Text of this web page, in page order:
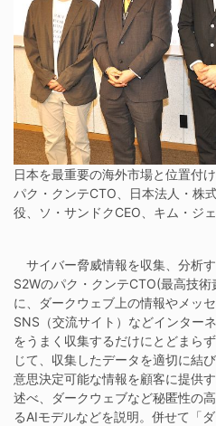
日本を最重要の海外市場と位置付
パク・クンテCTO、日本法人・株
役、ソ・サンドクCEO、キム・ジ
サイバー脅威情報を収集、分析
S2Wのパク・クンテCTO(最高技
に、ダークウェブ上の情報やメッ
SNS（交流サイト）などインター
をうまく収集するだけにとどまら
じて、収集したデータを適切に結
意思決定可能な情報を顧客に提供
述べ、ダークウェブなど秘匿性の
るAIモデルなどを説明。併せて「